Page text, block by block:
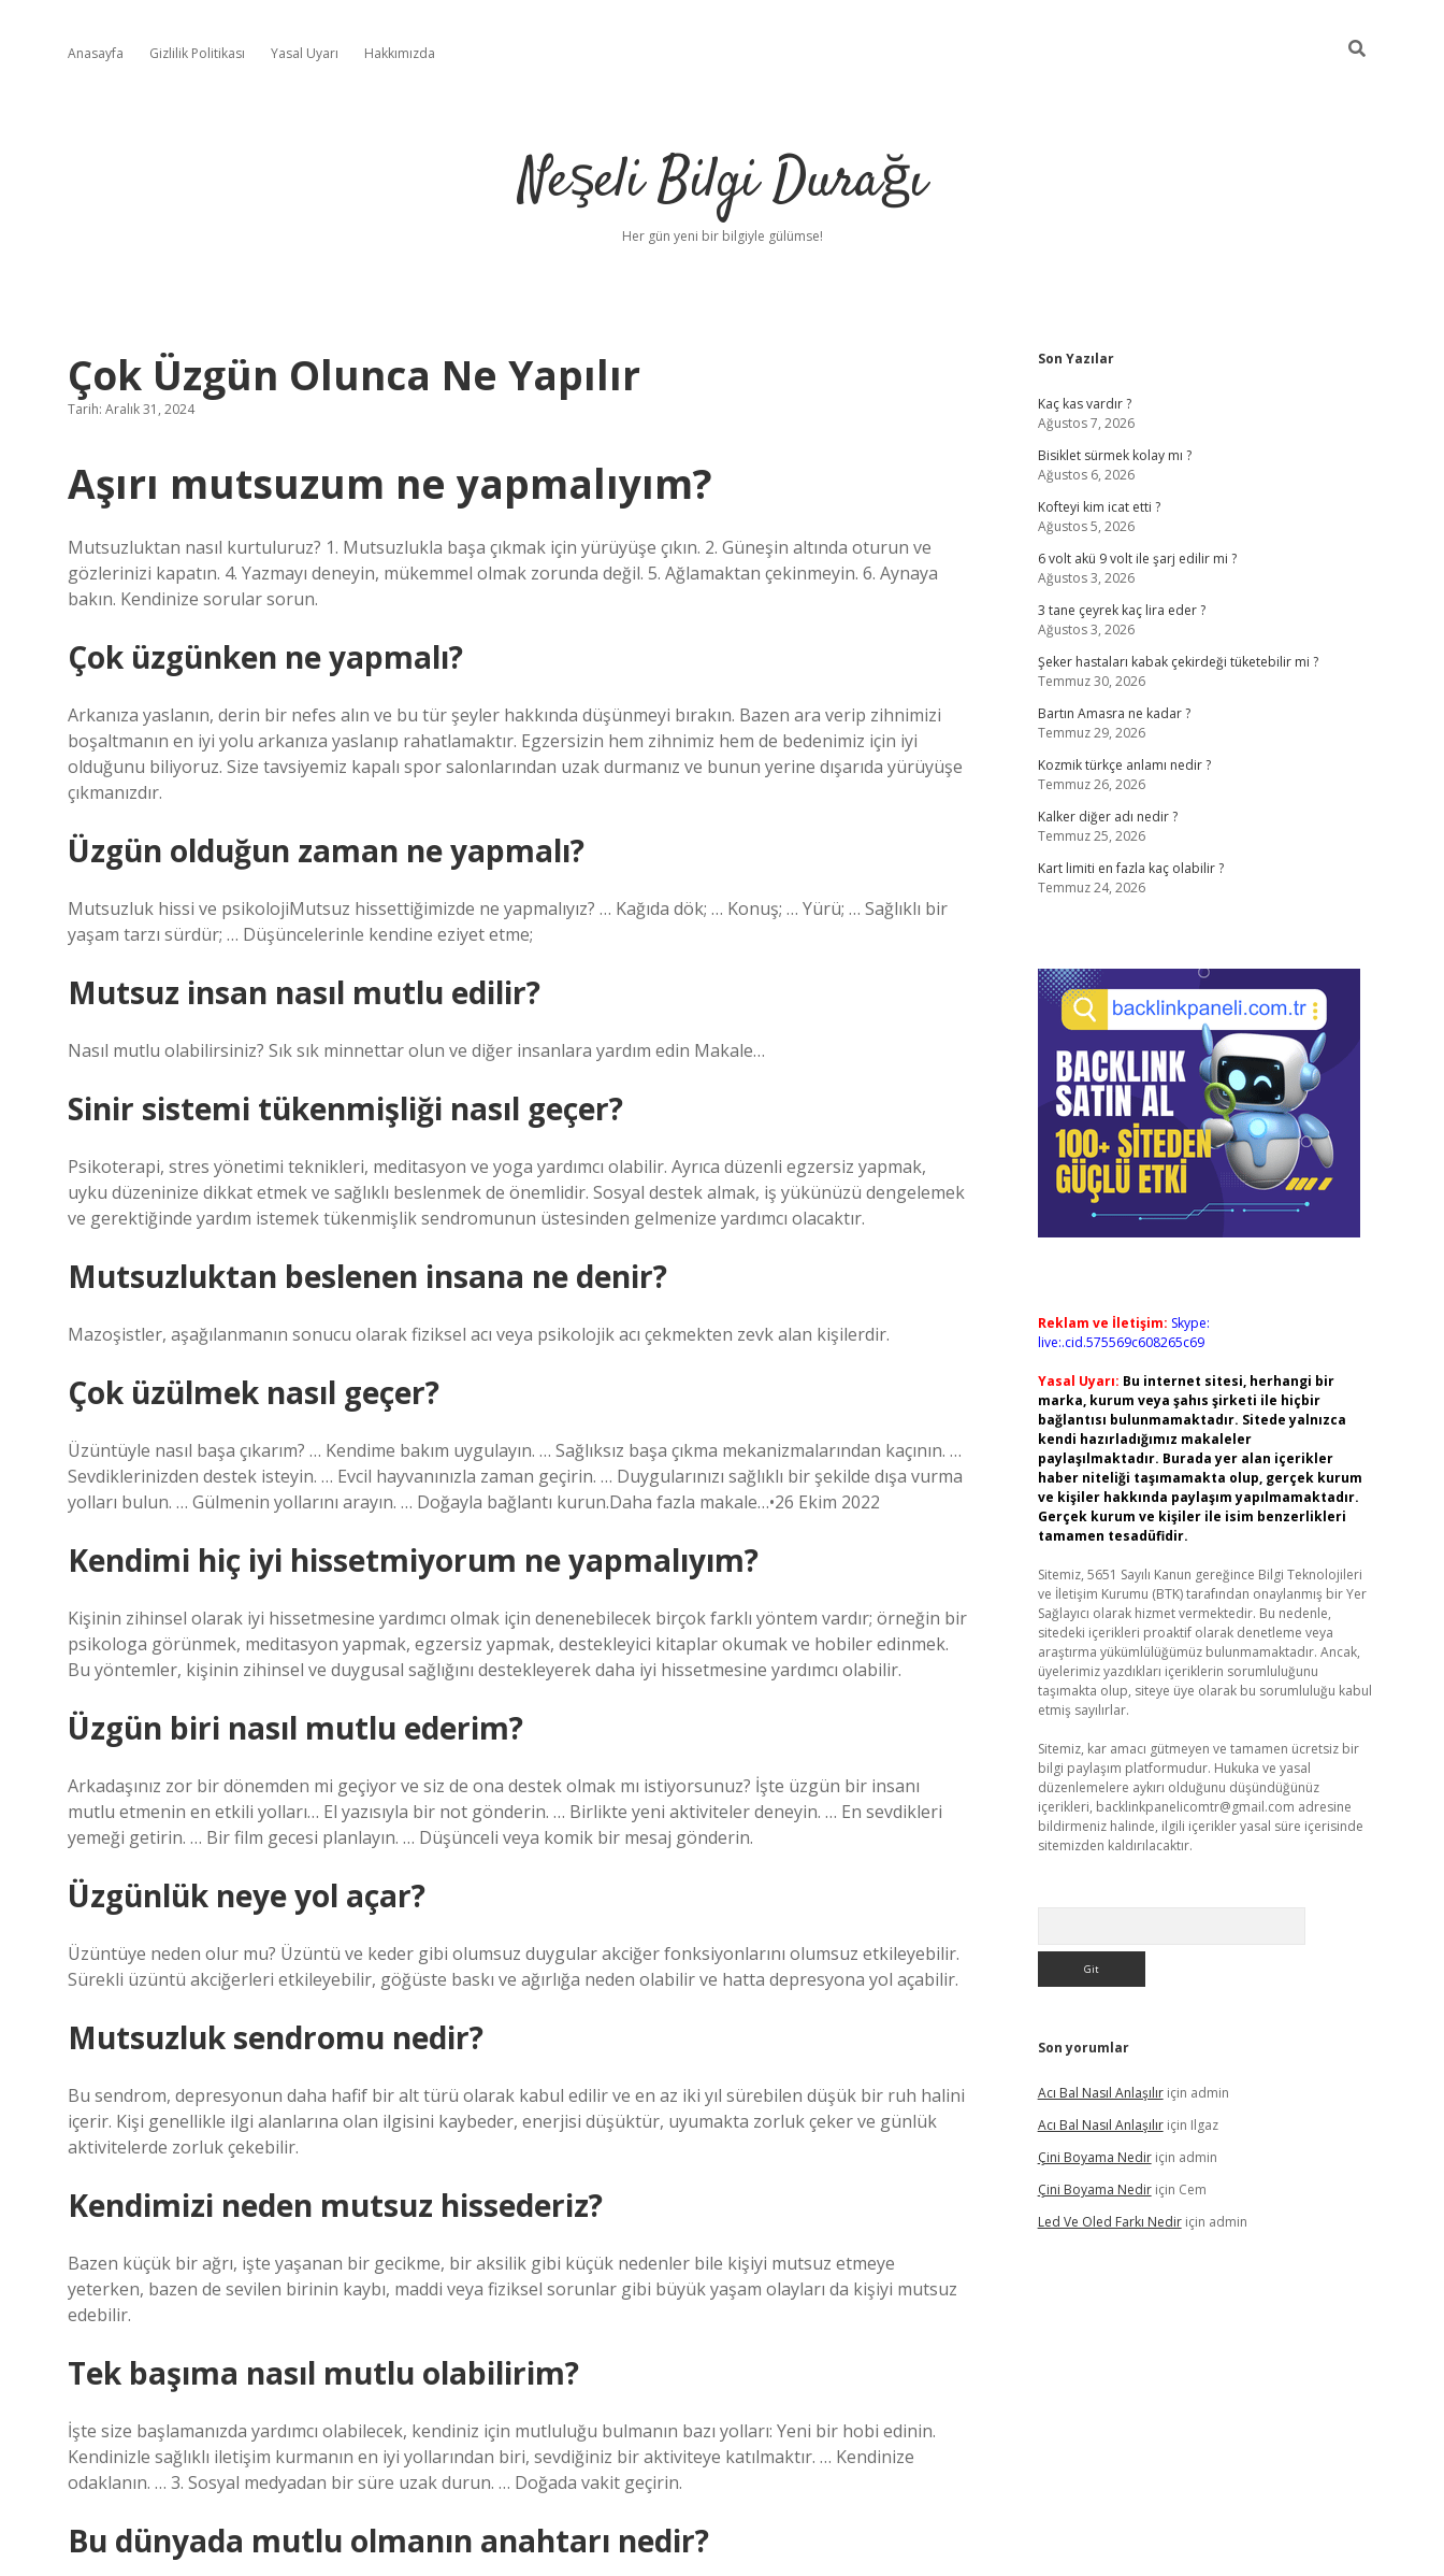
Anasayfa Gizlilik Politikası Yasal Uyarı Hakkımızda
Neşeli Bilgi Durağı
Her gün yeni bir bilgiyle gülümse!
Çok Üzgün Olunca Ne Yapılır
Tarih: Aralık 31, 2024
Aşırı mutsuzum ne yapmalıyım?
Mutsuzluktan nasıl kurtuluruz? 1. Mutsuzlukla başa çıkmak için yürüyüşe çıkın. 2. Güneşin altında oturun ve
gözlerinizi kapatın. 4. Yazmayı deneyin, mükemmel olmak zorunda değil. 5. Ağlamaktan çekinmeyin. 6. Aynaya
bakın. Kendinize sorular sorun.
Çok üzgünken ne yapmalı?
Arkanıza yaslanın, derin bir nefes alın ve bu tür şeyler hakkında düşünmeyi bırakın. Bazen ara verip zihnimizi
boşaltmanın en iyi yolu arkanıza yaslanıp rahatlamaktır. Egzersizin hem zihnimiz hem de bedenimiz için iyi
olduğunu biliyoruz. Size tavsiyemiz kapalı spor salonlarından uzak durmanız ve bunun yerine dışarıda yürüyüşe
çıkmanızdır.
Üzgün olduğun zaman ne yapmalı?
Mutsuzluk hissi ve psikolojiMutsuz hissettiğimizde ne yapmalıyız? … Kağıda dök; … Konuş; … Yürü; … Sağlıklı bir
yaşam tarzı sürdür; … Düşüncelerinle kendine eziyet etme;
Mutsuz insan nasıl mutlu edilir?
Nasıl mutlu olabilirsiniz? Sık sık minnettar olun ve diğer insanlara yardım edin Makale…
Sinir sistemi tükenmişliği nasıl geçer?
Psikoterapi, stres yönetimi teknikleri, meditasyon ve yoga yardımcı olabilir. Ayrıca düzenli egzersiz yapmak,
uyku düzeninize dikkat etmek ve sağlıklı beslenmek de önemlidir. Sosyal destek almak, iş yükünüzü dengelemek
ve gerektiğinde yardım istemek tükenmişlik sendromunun üstesinden gelmenize yardımcı olacaktır.
Mutsuzluktan beslenen insana ne denir?
Mazoşistler, aşağılanmanın sonucu olarak fiziksel acı veya psikolojik acı çekmekten zevk alan kişilerdir.
Çok üzülmek nasıl geçer?
Üzüntüyle nasıl başa çıkarım? … Kendime bakım uygulayın. … Sağlıksız başa çıkma mekanizmalarından kaçının. …
Sevdiklerinizden destek isteyin. … Evcil hayvanınızla zaman geçirin. … Duygularınızı sağlıklı bir şekilde dışa vurma
yolları bulun. … Gülmenin yollarını arayın. … Doğayla bağlantı kurun.Daha fazla makale…•26 Ekim 2022
Kendimi hiç iyi hissetmiyorum ne yapmalıyım?
Kişinin zihinsel olarak iyi hissetmesine yardımcı olmak için denenebilecek birçok farklı yöntem vardır; örneğin bir
psikologa görünmek, meditasyon yapmak, egzersiz yapmak, destekleyici kitaplar okumak ve hobiler edinmek.
Bu yöntemler, kişinin zihinsel ve duygusal sağlığını destekleyerek daha iyi hissetmesine yardımcı olabilir.
Üzgün biri nasıl mutlu ederim?
Arkadaşınız zor bir dönemden mi geçiyor ve siz de ona destek olmak mı istiyorsunuz? İşte üzgün bir insanı
mutlu etmenin en etkili yolları… El yazısıyla bir not gönderin. … Birlikte yeni aktiviteler deneyin. … En sevdikleri
yemeği getirin. … Bir film gecesi planlayın. … Düşünceli veya komik bir mesaj gönderin.
Üzgünlük neye yol açar?
Üzüntüye neden olur mu? Üzüntü ve keder gibi olumsuz duygular akciğer fonksiyonlarını olumsuz etkileyebilir.
Sürekli üzüntü akciğerleri etkileyebilir, göğüste baskı ve ağırlığa neden olabilir ve hatta depresyona yol açabilir.
Mutsuzluk sendromu nedir?
Bu sendrom, depresyonun daha hafif bir alt türü olarak kabul edilir ve en az iki yıl sürebilen düşük bir ruh halini
içerir. Kişi genellikle ilgi alanlarına olan ilgisini kaybeder, enerjisi düşüktür, uyumakta zorluk çeker ve günlük
aktivitelerde zorluk çekebilir.
Kendimizi neden mutsuz hissederiz?
Bazen küçük bir ağrı, işte yaşanan bir gecikme, bir aksilik gibi küçük nedenler bile kişiyi mutsuz etmeye
yeterken, bazen de sevilen birinin kaybı, maddi veya fiziksel sorunlar gibi büyük yaşam olayları da kişiyi mutsuz
edebilir.
Tek başıma nasıl mutlu olabilirim?
İşte size başlamanızda yardımcı olabilecek, kendiniz için mutluluğu bulmanın bazı yolları: Yeni bir hobi edinin.
Kendinizle sağlıklı iletişim kurmanın en iyi yollarından biri, sevdiğiniz bir aktiviteye katılmaktır. … Kendinize
odaklanın. … 3. Sosyal medyadan bir süre uzak durun. … Doğada vakit geçirin.
Bu dünyada mutlu olmanın anahtarı nedir?
Sidebar
Son Yazılar
Kaç kas vardır ?
Ağustos 7, 2026
Bisiklet sürmek kolay mı ?
Ağustos 6, 2026
Kofteyi kim icat etti ?
Ağustos 5, 2026
6 volt akü 9 volt ile şarj edilir mi ?
Ağustos 3, 2026
3 tane çeyrek kaç lira eder ?
Ağustos 3, 2026
Şeker hastaları kabak çekirdeği tüketebilir mi ?
Temmuz 30, 2026
Bartın Amasra ne kadar ?
Temmuz 29, 2026
Kozmik türkçe anlamı nedir ?
Temmuz 26, 2026
Kalker diğer adı nedir ?
Temmuz 25, 2026
Kart limiti en fazla kaç olabilir ?
Temmuz 24, 2026
Reklam ve İletişim: Skype:
live:.cid.575569c608265c69
Yasal Uyarı: Bu internet sitesi, herhangi bir
marka, kurum veya şahıs şirketi ile hiçbir
bağlantısı bulunmamaktadır. Sitede yalnızca
kendi hazırladığımız makaleler
paylaşılmaktadır. Burada yer alan içerikler
haber niteliği taşımamakta olup, gerçek kurum
ve kişiler hakkında paylaşım yapılmamaktadır.
Gerçek kurum ve kişiler ile isim benzerlikleri
tamamen tesadüfidir.
Sitemiz, 5651 Sayılı Kanun gereğince Bilgi Teknolojileri
ve İletişim Kurumu (BTK) tarafından onaylanmış bir Yer
Sağlayıcı olarak hizmet vermektedir. Bu nedenle,
sitedeki içerikleri proaktif olarak denetleme veya
araştırma yükümlülüğümüz bulunmamaktadır. Ancak,
üyelerimiz yazdıkları içeriklerin sorumluluğunu
taşımakta olup, siteye üye olarak bu sorumluluğu kabul
etmiş sayılırlar.
Sitemiz, kar amacı gütmeyen ve tamamen ücretsiz bir
bilgi paylaşım platformudur. Hukuka ve yasal
düzenlemelere aykırı olduğunu düşündüğünüz
içerikleri, backlinkpanelicomtr@gmail.com adresine
bildirmeniz halinde, ilgili içerikler yasal süre içerisinde
sitemizden kaldırılacaktır.
Son yorumlar
Acı Bal Nasıl Anlaşılıriçin admin
Acı Bal Nasıl Anlaşılıriçin Ilgaz
Çini Boyama Nediriçin admin
Çini Boyama Nediriçin Cem
Led Ve Oled Farkı Nediriçin admin